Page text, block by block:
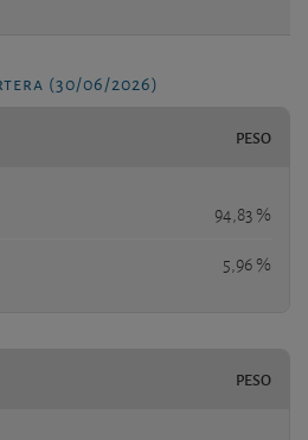
(30/06/2026)
PESO
94,83 %
5,96 %
PESO